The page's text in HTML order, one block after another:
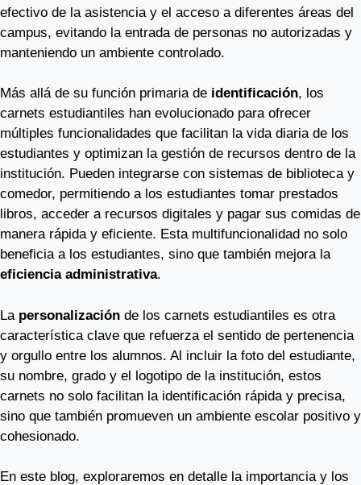
efectivo de la asistencia y el acceso a diferentes áreas del
campus, evitando la entrada de personas no autorizadas y
manteniendo un ambiente controlado.
Más allá de su función primaria de identificación, los
carnets estudiantiles han evolucionado para ofrecer
múltiples funcionalidades que facilitan la vida diaria de los
estudiantes y optimizan la gestión de recursos dentro de la
institución. Pueden integrarse con sistemas de biblioteca y
comedor, permitiendo a los estudiantes tomar prestados
libros, acceder a recursos digitales y pagar sus comidas de
manera rápida y eficiente. Esta multifuncionalidad no solo
beneficia a los estudiantes, sino que también mejora la
eficiencia administrativa.
La personalización de los carnets estudiantiles es otra
característica clave que refuerza el sentido de pertenencia
y orgullo entre los alumnos. Al incluir la foto del estudiante,
su nombre, grado y el logotipo de la institución, estos
carnets no solo facilitan la identificación rápida y precisa,
sino que también promueven un ambiente escolar positivo y
cohesionado.
En este blog, exploraremos en detalle la importancia y los